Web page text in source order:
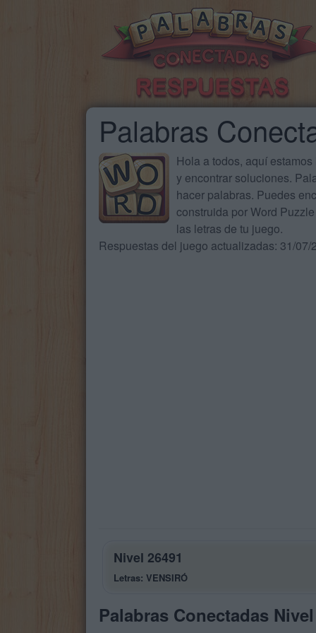
Palabras
Hola a todos, aquí
y encontrar soluciones.
hacer palabras. Puedes
construida por Word
las letras de tu juego.
Respuestas del juego actualizadas: 31/07/
Nivel 26491
Letras: VENSIRÓ
Palabras Conectadas